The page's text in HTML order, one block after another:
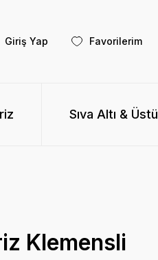
Giriş Yap Favorilerim
Sıva Altı & Üstü
Klemensli